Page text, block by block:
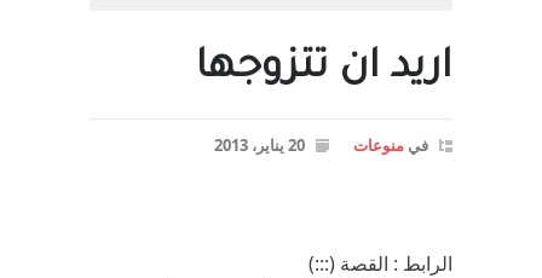
اريد ان تتزوجها
في منوعات 20 يناير، 2013
الرابط : القصة (:::)